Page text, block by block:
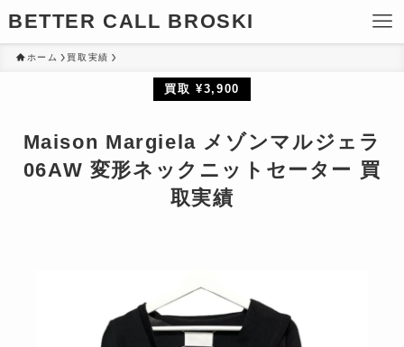
BETTER CALL BROSKI
ホーム 買取実績
買取 ¥3,900
Maison Margiela メゾンマルジェラ
06AW 変形ネックニットセーター 買
取実績